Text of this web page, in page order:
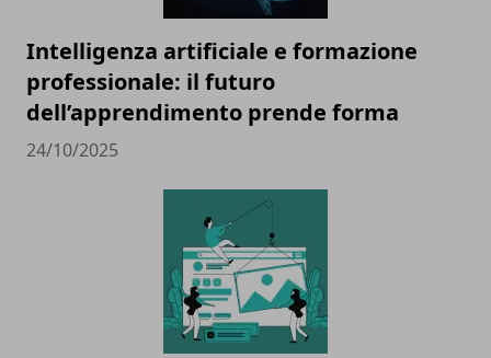
Intelligenza artificiale e formazione
professionale: il futuro
dell’apprendimento prende forma
24/10/2025